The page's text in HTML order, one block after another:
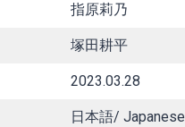
指原莉乃
塚田耕平
2023.03.28
日本語/ Japanese